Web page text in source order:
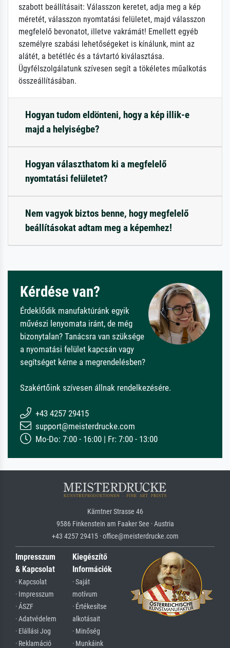
szabott beállításait: Válasszon keretet, adja meg a kép
méretét, válasszon nyomtatási felületet, majd válasszon
megfelelő bevonatot, illetve vakrámát! Emellett egyéb
személyre szabási lehetőségeket is kínálunk, mint az
alátét, a betétléc és a távtartó kiválasztása.
Ügyfélszolgálatunk szívesen segít a tökéletes műalkotás
összeállításában.
Hogyan tudom eldönteni, hogy a kép illik-e
majd a helyiségbe?
Hogyan választhatom ki a megfelelő
nyomtatási felületet?
Nem vagyok biztos benne, hogy megfelelő
beállításokat adtam meg a képemhez!
Kérdése van?
Érdeklődik manufaktúránk egyik
művészi lenyomata iránt, de még
bizonytalan? Tanácsra van szüksége
a nyomatási felület kapcsán vagy
segítséget kérne a megrendelésben?
Szakértőink szívesen állnak rendelkezésére.
+43 4257 29415
support@meisterdrucke.com
Mo-Do: 7:00 - 16:00 | Fr: 7:00 - 13:00
Kärntner Strasse 46
9586 Finkenstein am Faaker See · Austria
+43 4257 29415 · office@meisterdrucke.com
Impresszum
& Kapcsolat
· Kapcsolat
· Impresszum
· ÁSZF
· Adatvédelem
· Elállási Jog
· Reklamáció
Kiegészítő
Információk
· Saját
motívum
· Értékesítse
alkotásait
· Minőség
· Munkáink